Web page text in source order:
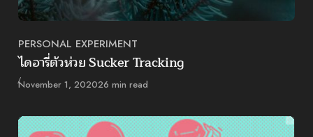
Category
PERSONAL EXPERIMENT
ไดอารี่ตัวห่วย Sucker Tracking
Published
November 1, 202026 min read